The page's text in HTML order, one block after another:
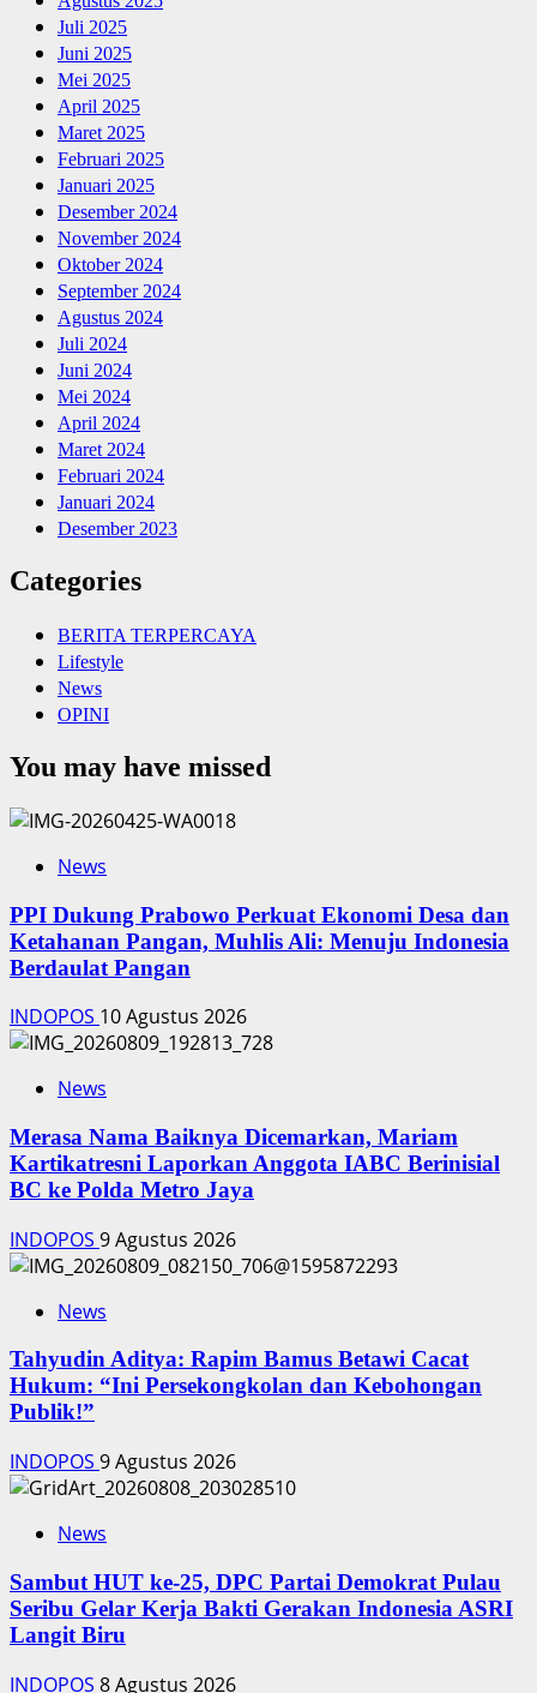
Juli 2025
Juni 2025
Mei 2025
April 2025
Maret 2025
Februari 2025
Januari 2025
Desember 2024
November 2024
Oktober 2024
September 2024
Agustus 2024
Juli 2024
Juni 2024
Mei 2024
April 2024
Maret 2024
Februari 2024
Januari 2024
Desember 2023
Categories
BERITA TERPERCAYA
Lifestyle
News
OPINI
You may have missed
News
PPI Dukung Prabowo Perkuat Ekonomi Desa dan
Ketahanan Pangan, Muhlis Ali: Menuju Indonesia
Berdaulat Pangan
INDOPOS 10 Agustus 2026
News
‎Merasa Nama Baiknya Dicemarkan, Mariam
Kartikatresni Laporkan Anggota IABC Berinisial
BC ke Polda Metro Jaya
INDOPOS 9 Agustus 2026
News
‎Tahyudin Aditya: Rapim Bamus Betawi Cacat
Hukum: “Ini Persekongkolan dan Kebohongan
Publik!”
INDOPOS 9 Agustus 2026
News
‎Sambut HUT ke-25, DPC Partai Demokrat Pulau
Seribu Gelar Kerja Bakti Gerakan Indonesia ASRI
Langit Biru
INDOPOS 8 Agustus 2026